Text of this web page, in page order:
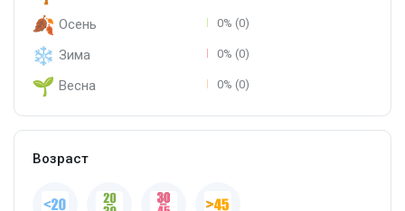
Осень
0% (0)
Зима 0% (0)
Весна 0% (0)
Возраст